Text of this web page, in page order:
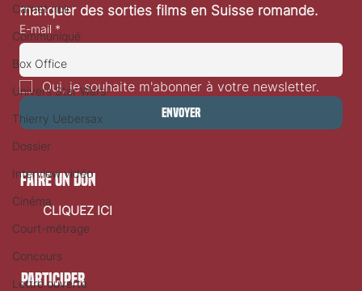
Carnet noir
Communiqué
Box Office
Univers Star Wars
Thierry Uebersax
Dossier
Interview vidéo
Cinéma
Court-métrage
Concours
Lettre ouverte
manquer des sorties films en Suisse romande.
E-mail *
Oui, je souhaite m'abonner à votre newsletter.
Envoyer
Participer
faire un don
CLIQUEZ ICI